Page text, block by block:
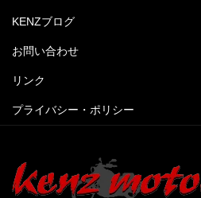
KENZブログ
お問い合わせ
リンク
プライバシー・ポリシー